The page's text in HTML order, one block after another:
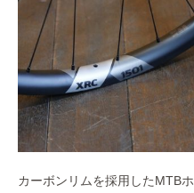
カーボンリムを採用したMTB